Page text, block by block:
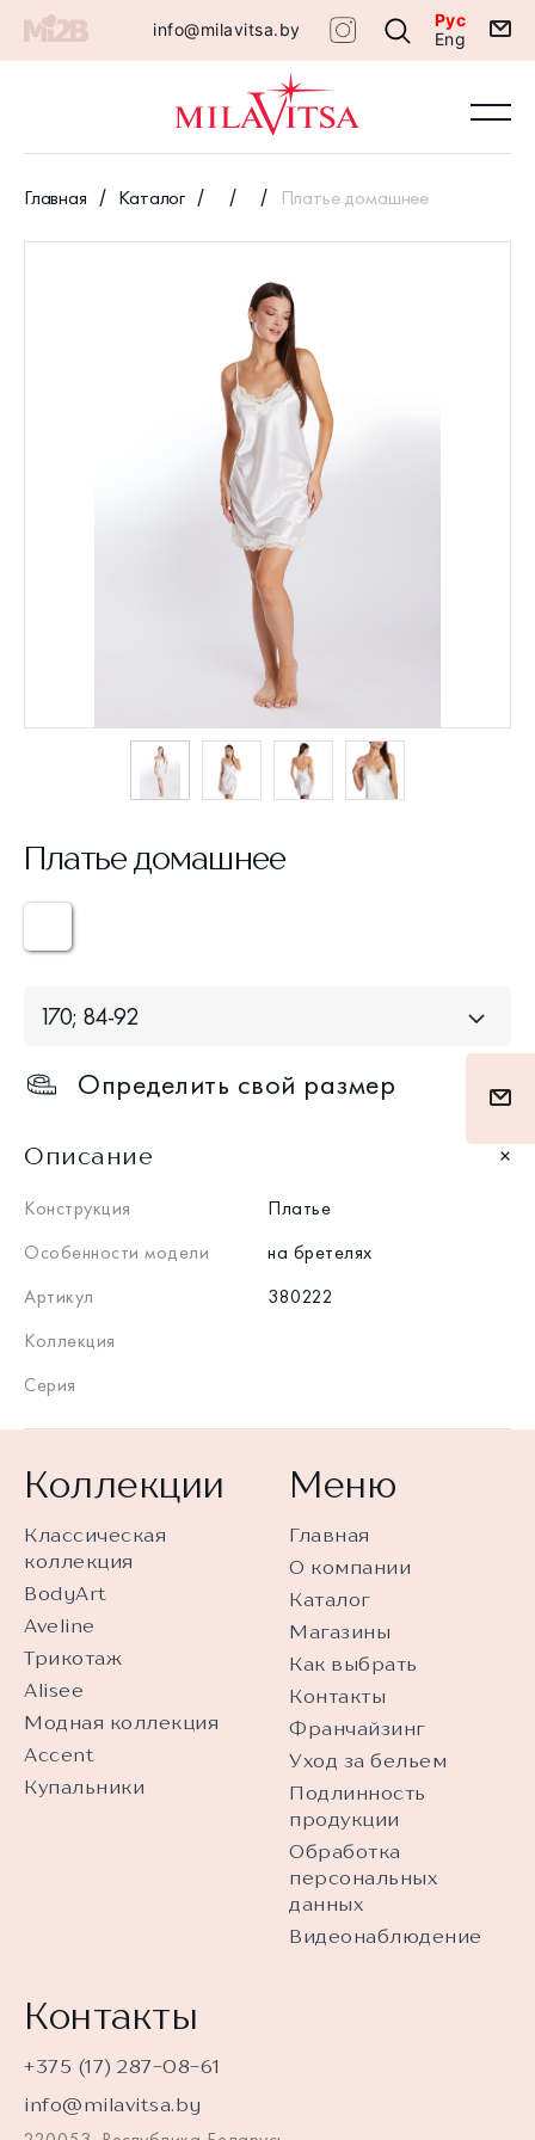
info@milavitsa.by
Рус
Eng
Главная Каталог Платье домашнее
Платье домашнее
170; 84-92
Определить свой размер
Описание
Конструкция
Платье
Особенности модели
на бретелях
Артикул
380222
Коллекция
Серия
Коллекции
Классическая
коллекция
BodyArt
Aveline
Трикотаж
Alisee
Модная коллекция
Accent
Купальники
Меню
Главная
О компании
Каталог
Магазины
Как выбрать
Контакты
Франчайзинг
Уход за бельем
Подлинность
продукции
Обработка
персональных
данных
Видеонаблюдение
Контакты
+375 (17) 287-08-61
info@milavitsa.by